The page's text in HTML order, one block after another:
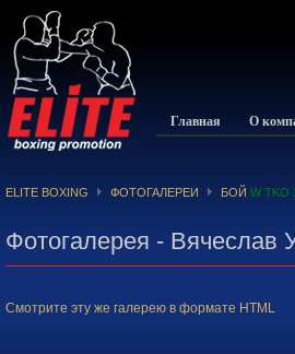
Главная О
ELITE BOXING ФОТОГАЛЕРЕИ БОЙ W TKO
Фотогалерея - Вячеслав
Смотрите эту же галерею в формате HTML